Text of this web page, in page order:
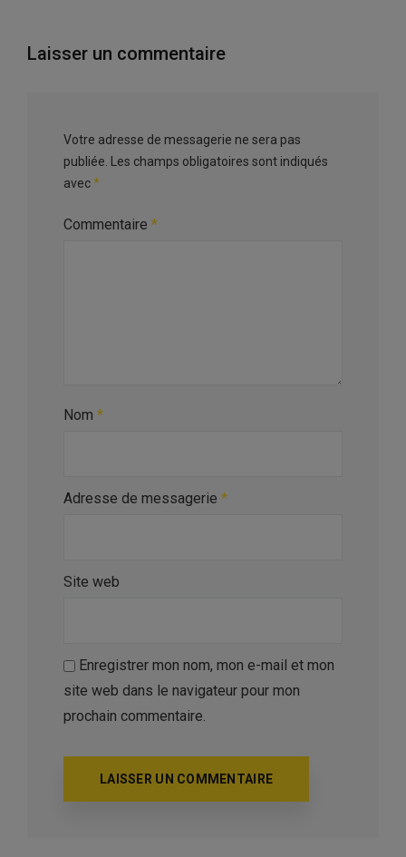
Laisser un commentaire
Votre adresse de messagerie ne sera pas
publiée.
Les champs obligatoires sont indiqués
avec*
Commentaire *
Nom *
Adresse de messagerie *
Site web
Enregistrer mon nom, mon e-mail et mon
site web dans le navigateur pour mon
prochain commentaire.